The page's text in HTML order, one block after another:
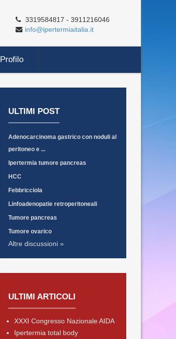
3319584817 - 3911216046
info@ipertermiaitalia.it
Profilo
ULTIMI POST
Adenocarcinoma gastrico con noduli al
peritoneo e ...
Ipertermia tumore pancreas
HCC
Febbricciola
Linfoadenopatie retroperitoneali
Tumore pancreas
Tumore ovarico
Altre discussioni »
ULTIMI ARTICOLI
XXXI Congresso Nazionale AIDA
Ipertermia total body